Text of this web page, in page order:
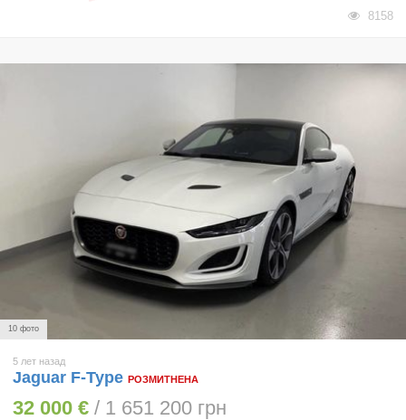
8158
10 фото
5 лет назад
Jaguar F-Type РОЗМИТНЕНА
32 000 € / 1 651 200 грн